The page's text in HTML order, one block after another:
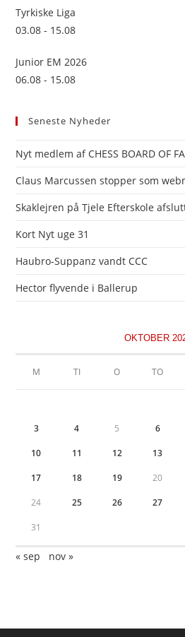
Tyrkiske Liga
03.08 - 15.08
Junior EM 2026
06.08 - 15.08
Seneste Nyheder
Nyt medlem af CHESS BOARD OF
Claus Marcussen stopper som
Skaklejren på Tjele Efterskole
Kort Nyt uge 31
Haubro-Suppanz vandt CCC
Hector flyvende i Ballerup
OKTOBER
M TI O TO
3 4 5 6
10 11 12 13
17 18 19 20
24 25 26 27
31
« sep nov »